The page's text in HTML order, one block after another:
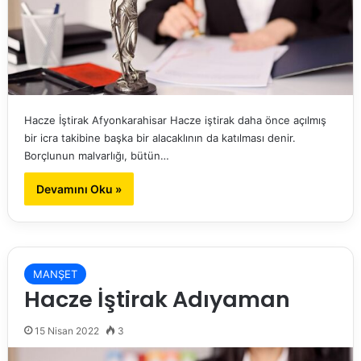
Hacze İştirak Afyonkarahisar Hacze iştirak daha önce açılmış
bir icra takibine başka bir alacaklının da katılması denir.
Borçlunun malvarlığı, bütün…
Devamını Oku »
MANŞET
Hacze İştirak Adıyaman
15 Nisan 2022 3